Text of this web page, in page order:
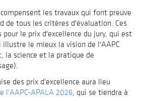
les travaux qui font preuve
de tous les critères d'évaluation. Ces
le prix d'excellence du jury, qui est
illustre le mieux la vision de l'AAPC
la science et la pratique de
des prix d'excellence aura lieu
l'AAPC-APALA 2026, qui se tiendra à